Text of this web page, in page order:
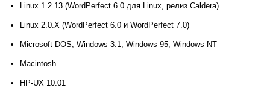
Linux 1.2.13 (WordPerfect 6.0 для Linux, релиз Caldera)
Linux 2.0.X (WordPerfect 6.0 и WordPerfect 7.0)
Microsoft DOS, Windows 3.1, Windows 95, Windows NT
Macintosh
HP-UX 10.01